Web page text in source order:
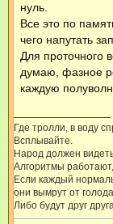
нуль.
Все это по
чего напутать
Для проточного
думаю, фазное
каждую
Где тролли, в воду
Всплывайте.
Народ должен
Алгоритмы
Если каждый
они вымрут от
Либо будут друг